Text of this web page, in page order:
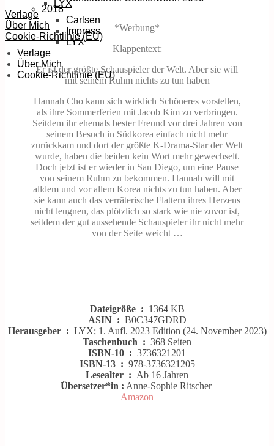
LYX
Verlage
Über Mich
Cookie-Richtlinie (EU)
2018
Carlsen
Impress
LYX
Verlage
Über Mich
Cookie-Richtlinie (EU)
*Werbung*
Klappentext:
Er ist der größte Schauspieler der Welt. Aber sie will
mit seinem Ruhm nichts zu tun haben
Hannah Cho kann sich wirklich Schöneres vorstellen,
als ihre Sommerferien mit Jacob Kim zu verbringen.
Seitdem ihr ehemals bester Freund vor drei Jahren von
seinem Besuch in Südkorea einfach nicht mehr
zurückkam und dort der größte K-Drama-Star der Welt
wurde, haben die beiden kein Wort mehr gewechselt.
Doch jetzt ist er wieder in San Diego, um eine Pause
von seinem Ruhm zu bekommen. Hannah will mit
alldem und vor allem Korea nichts zu tun haben. Aber
sie kann auch das verräterische Flattern ihres Herzens
nicht leugnen, das plötzlich so stark wie nie zuvor ist,
seitdem der gut aussehende Schauspieler ihr nicht mehr
von der Seite weicht …
Dateigröße ‏ : ‎ 1364 KB
ASIN ‏ : ‎ B0C347GDRD
Herausgeber ‏ : ‎ LYX; 1. Aufl. 2023 Edition (24. November 2023)
Taschenbuch ‏ : ‎ 368 Seiten
ISBN-10 ‏ : ‎ 3736321201
ISBN-13 ‏ : ‎ 978-3736321205
Lesealter ‏ : ‎ Ab 16 Jahren
Übersetzer*in : Anne-Sophie Ritscher
Amazon